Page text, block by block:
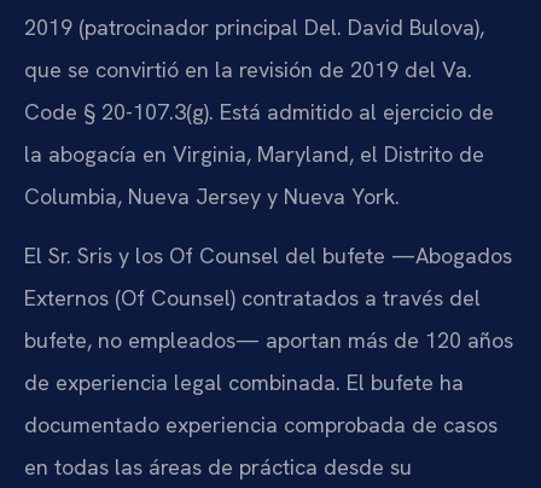
2019 (patrocinador principal Del. David Bulova),
que se convirtió en la revisión de 2019 del Va.
Code § 20-107.3(g). Está admitido al ejercicio de
la abogacía en Virginia, Maryland, el Distrito de
Columbia, Nueva Jersey y Nueva York.
El Sr. Sris y los Of Counsel del bufete —Abogados
Externos (Of Counsel) contratados a través del
bufete, no empleados— aportan más de 120 años
de experiencia legal combinada. El bufete ha
documentado experiencia comprobada de casos
en todas las áreas de práctica desde su